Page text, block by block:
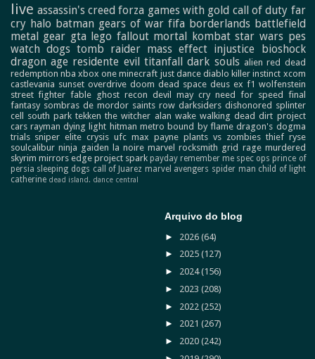
live assassin's creed forza games with gold call of duty far
cry halo batman gears of war fifa borderlands battlefield
metal gear gta lego fallout mortal kombat star wars pes
watch dogs tomb raider mass effect injustice bioshock
dragon age residente evil titanfall dark souls alien red dead
redemption nba xbox one minecraft just dance diablo killer instinct xcom
castlevania sunset overdrive doom dead space deus ex f1 wolfenstein
street fighter fable ghost recon devil may cry need for speed final
fantasy sombras de mordor saints row darksiders dishonored splinter
cell
south park tekken the witcher alan wake walking dead dirt project
cars rayman dying light hitman metro bound by flame dragon's dogma
trials sniper elite crysis ufc max payne plants vs zombies thief ryse
soulcalibur ninja gaiden la noire marvel rocksmith grid rage murdered
skyrim mirrors edge project spark payday remember me spec ops prince of
persia sleeping dogs call of Juarez marvel avengers spider man child of light
catherine dead island. dance central
Arquivo do blog
► 2026 (64)
► 2025 (127)
► 2024(156)
► 2023 (208)
► 2022 (252)
► 2021 (267)
► 2020 (242)